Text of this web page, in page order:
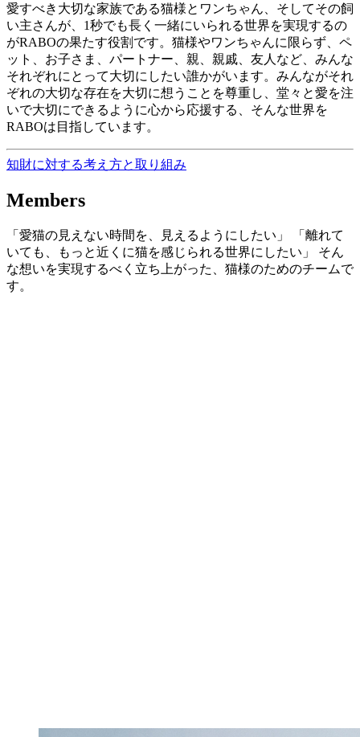
愛すべき大切な家族である猫様とワンちゃん、そしてその飼
い主さんが、1秒でも長く一緒にいられる世界を実現するの
がRABOの果たす役割です。猫様やワンちゃんに限らず、ペ
ット、お子さま、パートナー、親、親戚、友人など、みんな
それぞれにとって大切にしたい誰かがいます。みんながそれ
ぞれの大切な存在を大切に想うことを尊重し、堂々と愛を注
いで大切にできるように心から応援する、そんな世界を
RABOは目指しています。
知財に対する考え方と取り組み
Members
「愛猫の見えない時間を、見えるようにしたい」 「離れて
いても、もっと近くに猫を感じられる世界にしたい」 そん
な想いを実現するべく立ち上がった、猫様のためのチームで
す。